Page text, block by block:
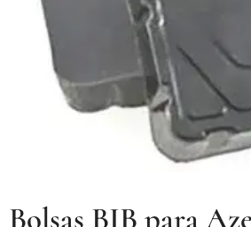
Bolsas BIB para